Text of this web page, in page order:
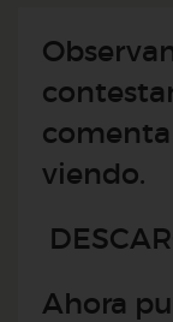
viendo.
Ahora